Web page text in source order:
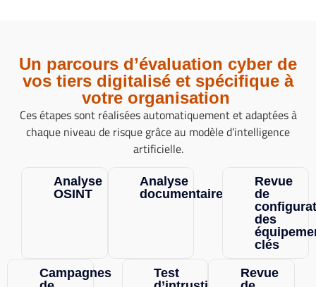
Un parcours d’évaluation cyber de
vos tiers digitalisé et spécifique à
votre organisation
Ces étapes sont réalisées automatiquement et adaptées à
chaque niveau de risque grâce au modèle d’intelligence
artificielle.
Analyse
OSINT
Analyse
documentaire
Revue
de
des
clés
Campagnes
Test
Revue